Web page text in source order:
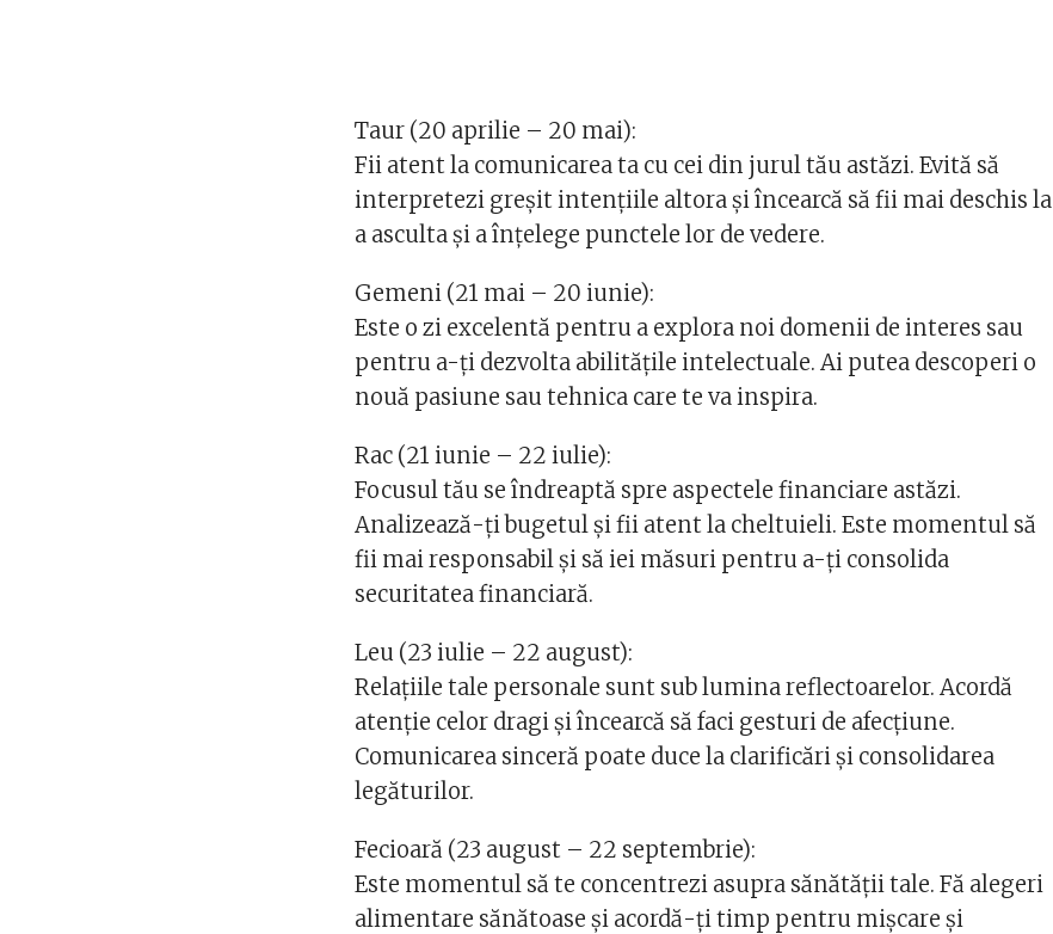
Taur (20 aprilie – 20 mai):
Fii atent la comunicarea ta cu cei din jurul tău astăzi. Evită să
interpretezi greșit intențiile altora și încearcă să fii mai deschis la
a asculta și a înțelege punctele lor de vedere.
Gemeni (21 mai – 20 iunie):
Este o zi excelentă pentru a explora noi domenii de interes sau
pentru a-ți dezvolta abilitățile intelectuale. Ai putea descoperi o
nouă pasiune sau tehnica care te va inspira.
Rac (21 iunie – 22 iulie):
Focusul tău se îndreaptă spre aspectele financiare astăzi.
Analizează-ți bugetul și fii atent la cheltuieli. Este momentul să
fii mai responsabil și să iei măsuri pentru a-ți consolida
securitatea financiară.
Leu (23 iulie – 22 august):
Relațiile tale personale sunt sub lumina reflectoarelor. Acordă
atenție celor dragi și încearcă să faci gesturi de afecțiune.
Comunicarea sinceră poate duce la clarificări și consolidarea
legăturilor.
Fecioară (23 august – 22 septembrie):
Este momentul să te concentrezi asupra sănătății tale. Fă alegeri
alimentare sănătoase și acordă-ți timp pentru mișcare și